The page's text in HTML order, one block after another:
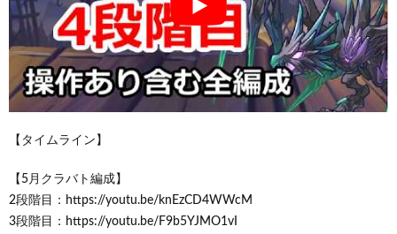
【タイムライン】
【5月クラバト編成】
2段階目：https://youtu.be/knEzCD4WWcM
3段階目：https://youtu.be/F9b5YJMO1vI